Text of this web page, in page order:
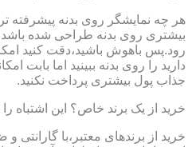
هر چه نمایشگر روی بدنه پیشرفته
بیشتری روی بدنه طراحی شده
رود.پس باهوش باشید،دقت کنید
دارید را روی بدنه ببینید اما بابت
جذاب پول بیشتری پرداخت نکنید.
خرید از یک برند خاص؟ این اشتباه را
خرید از برندهای معتبر،با گارانتی